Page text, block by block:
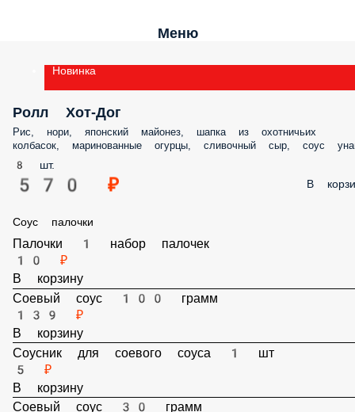
Меню
Новинка
Ролл Хот-Дог
Рис, нори, японский майонез, шапка из охотничьих
колбасок, маринованные огурцы, сливочный сыр, соус
8 шт.
570 ₽ В
Соус палочки
Палочки 1 набор палочек
10 ₽
В корзину
Соевый соус 100 грамм
139 ₽
В корзину
Соусник для соевого соуса 1 шт
5 ₽